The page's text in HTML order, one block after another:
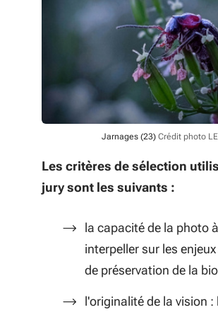
Jarnages (23) Crédit photo
Les critères de sélection
jury sont les suivants :
la capacité de la photo à
interpeller sur les
de préservation de la
l'originalité de la vision :